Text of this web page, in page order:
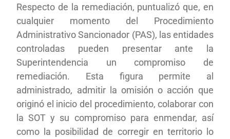
Respecto de la remediación, puntualizó que, en
cualquier momento del Procedimiento
Administrativo Sancionador (PAS), las entidades
controladas pueden presentar ante la
Superintendencia un compromiso de
remediación. Esta figura permite al
administrado, admitir la omisión o acción que
originó el inicio del procedimiento, colaborar con
la SOT y su compromiso para enmendar, así
como la posibilidad de corregir en territorio lo